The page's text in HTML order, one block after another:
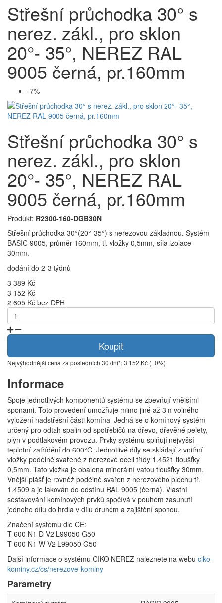
Střešní průchodka 30° s
nerez. zákl., pro sklon
20°- 35°, NEREZ RAL
9005 černá, pr.160mm
-7%
Střešní průchodka 30° s
nerez. zákl., pro sklon
20°- 35°, NEREZ RAL
9005 černá, pr.160mm
Produkt: R2300-160-DGB30N
Střešní průchodka 30°(20°-35°) s nerezovou základnou. Systém
BASIC 9005, průměr 160mm, tl. vložky 0,5mm, síla izolace
30mm.
dodání do 2-3 týdnů
3 389 Kč
3 152 Kč
2 605 Kč bez DPH
Koupit
Nejvýhodnější cena za posledních 30 dní*: 3 152 Kč (+0%)
Informace
Spoje jednotlivých komponentů systému se zpevňují vnějšími
sponami. Toto provedení umožňuje mimo jiné až 3m volného
vyložení nadstřešní části komína. Jedná se o komínový systém
určený pro odtah spalin od spotřebičů na dřevo, dřevěné pelety,
plyn v podtlakovém provozu. Prvky systému splňují nejvyšší
teplotní zatřídění do 600°C. Jednotlivé díly se skládají z vnitřní
vložky podélně svařené z nerezové oceli třídy 1.4521 tloušťky
0,5mm. Tato vložka je obalena minerální vatou tloušťky 30mm.
Vnější plášť je rovněž podélně svařen z nerezového plechu tř.
1.4509 a je lakován do odstínu RAL 9005 (černá). Vlastní
sestavování komínových prvků spočívá v pouhém zasunutí
jednoho dílu do hrdla v dílu druhém a zajištění sponou.
Značení systému dle CE:
T 600 N1 D V2 L99050 G50
T 600 N1 W V2 L99050 G50
Další informace o systému CIKO NEREZ naleznete na webu ciko-
kominy.cz/cs/nerezove-kominy
Parametry